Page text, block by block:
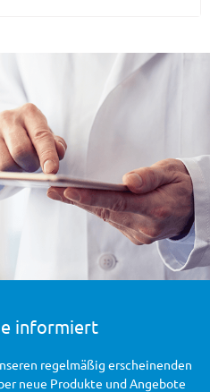
informiert
regelmäßig erscheinenden
neue Produkte und Angebote